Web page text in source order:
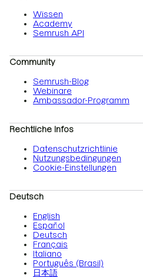
Wissen
Academy
Semrush API
Community
Semrush-Blog
Webinare
Ambassador-Programm
Rechtliche Infos
Datenschutzrichtlinie
Nutzungsbedingungen
Cookie-Einstellungen
Deutsch
English
Español
Deutsch
Français
Italiano
Português (Brasil)
日本語